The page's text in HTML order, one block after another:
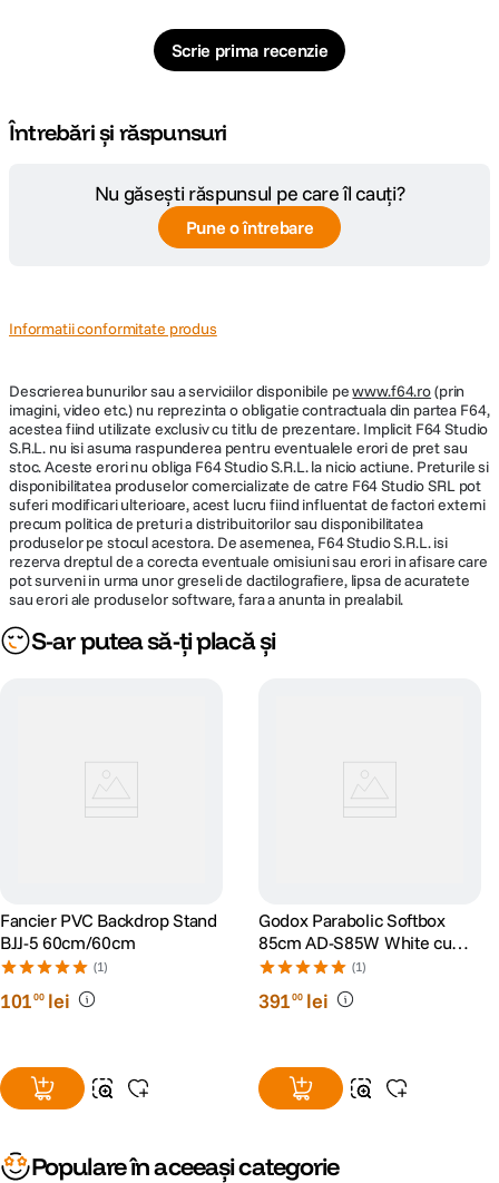
Scrie prima recenzie
Întrebări și răspunsuri
Nu găsești răspunsul pe care îl cauți?
Pune o întrebare
Informatii conformitate produs
Descrierea bunurilor sau a serviciilor disponibile pewww.f64.ro(prin
imagini, video etc.) nu reprezinta o obligatie contractuala din partea F64,
acestea fiind utilizate exclusiv cu titlu de prezentare. Implicit F64 Studio
S.R.L. nu isi asuma raspunderea pentru eventualele erori de pret sau
stoc. Aceste erori nu obliga F64 Studio S.R.L. la nicio actiune. Preturile si
disponibilitatea produselor comercializate de catre F64 Studio SRL pot
suferi modificari ulterioare, acest lucru fiind influentat de factori externi
precum politica de preturi a distribuitorilor sau disponibilitatea
produselor pe stocul acestora. De asemenea, F64 Studio S.R.L. isi
rezerva dreptul de a corecta eventuale omisiuni sau erori in afisare care
pot surveni in urma unor greseli de dactilografiere, lipsa de acuratete
sau erori ale produselor software, fara a anunta in prealabil.
S-ar putea să-ți placă și
Fancier PVC Backdrop Stand
BJJ-5 60cm/60cm
(1)
10100 lei
Godox Parabolic Softbox
85cm AD-S85W White cu
Montura Godox pentru
AD400PRO
(1)
39100 lei
Populare în aceeași categorie